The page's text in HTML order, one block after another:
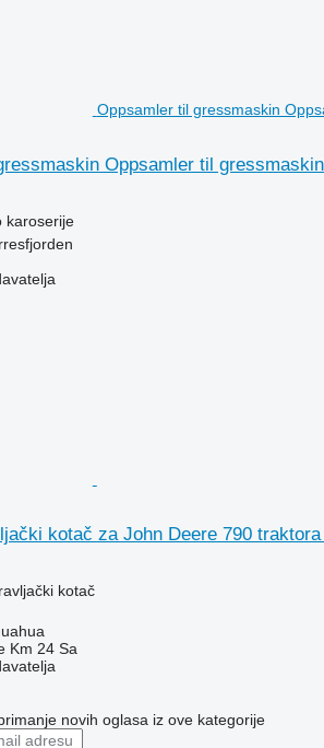
Oppsamler til gressmaskin
Oppsamler til
karoserije
kotač za John Deere 790
kotač
Km 24 Sa
novih oglasa iz ove kategorije